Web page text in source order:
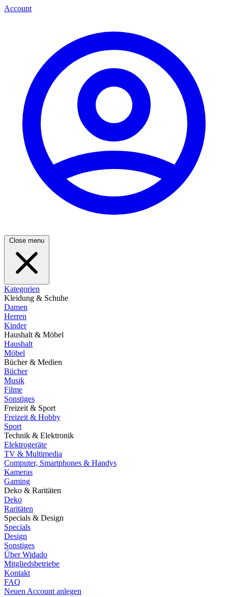
Account
Close menu
Kategorien
Kleidung & Schuhe
Damen
Herren
Kinder
Haushalt & Möbel
Haushalt
Möbel
Bücher & Medien
Bücher
Musik
Filme
Sonstiges
Freizeit & Sport
Freizeit & Hobby
Sport
Technik & Elektronik
Elektrogeräte
TV & Multimedia
Computer, Smartphones & Handys
Kameras
Gaming
Deko & Raritäten
Deko
Raritäten
Specials & Design
Specials
Design
Sonstiges
Über Widado
Mitgliedsbetriebe
Kontakt
FAQ
Neuen Account anlegen